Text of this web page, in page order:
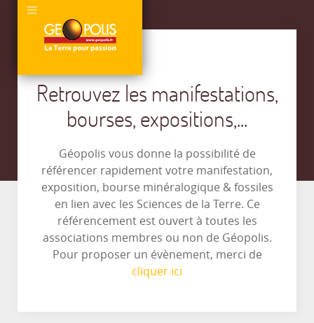
Retrouvez les manifestations,
bourses, expositions,...
Géopolis vous donne la possibilité de
référencer rapidement votre manifestation,
exposition, bourse minéralogique & fossiles
en lien avec les Sciences de la Terre. Ce
référencement est ouvert à toutes les
associations membres ou non de Géopolis.
Pour proposer un évènement, merci de
cliquer ici